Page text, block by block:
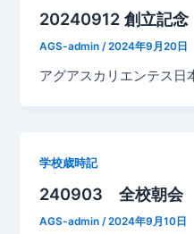
20240912 創立記念
AGS-admin/2024年9月20日
アグアスカリエンテス日
学校歳時記
240903 全校朝会
AGS-admin/2024年9月10日